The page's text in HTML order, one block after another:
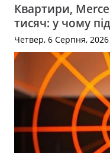
Квартири,
тисяч: у чому
Четвер, 6 Серпня, 2026